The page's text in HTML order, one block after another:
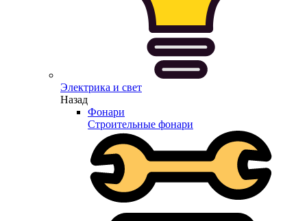
Электрика и свет
Назад
Фонари
Строительные фонари